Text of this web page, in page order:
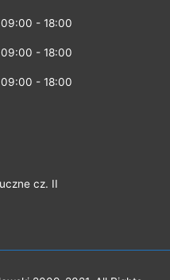
09:00 - 18:00
09:00 - 18:00
09:00 - 18:00
cz. II